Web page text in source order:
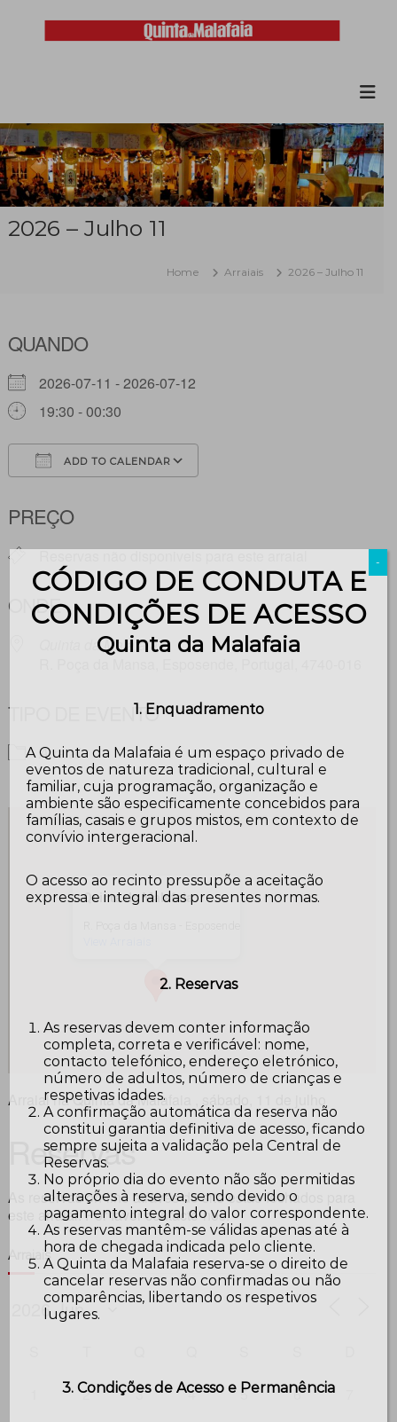
content
país
2026 – Julho 11
Home Arraiais 2026 – Julho 11
QUANDO
2026-07-11 - 2026-07-12
19:30 - 00:30
ADD TO CALENDAR
PREÇO
Reservas não disponiveis para este arraial
ONDE
Quinta da Malafaia
TIPO DE EVENTO
Arraial
Quinta da Malafaia
Arraial na Quinta da Malafaia , sábado, 11 de julho
Reservas
As reservas on-line através do site estão fechados para
este arraial. Por favor contacte-nos.
Arraiais
2 3 4 5 6
CÓDIGO DE CONDUTA E
CONDIÇÕES DE ACESSO
Quinta da Malafaia
1. Enquadramento
A Quinta da Malafaia é um espaço privado de
eventos de natureza tradicional, cultural e
familiar, cuja programação, organização e
ambiente são especificamente concebidos para
famílias, casais e grupos mistos, em contexto de
convívio intergeracional.
O acesso ao recinto pressupõe a aceitação
expressa e integral das presentes normas.
2. Reservas
As reservas devem conter informação
completa, correta e verificável: nome,
contacto telefónico, endereço eletrónico,
número de adultos, número de crianças e
respetivas idades.
A confirmação automática da reserva não
constitui garantia definitiva de acesso, ficando
sempre sujeita a validação pela Central de
Reservas.
No próprio dia do evento não são permitidas
alterações à reserva, sendo devido o
pagamento integral do valor correspondente.
As reservas mantêm-se válidas apenas até à
hora de chegada indicada pelo cliente.
A Quinta da Malafaia reserva-se o direito de
cancelar reservas não confirmadas ou não
comparências, libertando os respetivos
lugares.
3. Condições de Acesso e Permanência
-